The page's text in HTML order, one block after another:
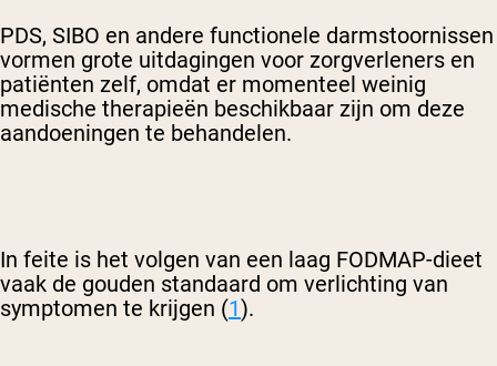
PDS, SIBO en andere functionele darmstoornissen
vormen grote uitdagingen voor zorgverleners en
patiënten zelf, omdat er momenteel weinig
medische therapieën beschikbaar zijn om deze
aandoeningen te behandelen.
In feite is het volgen van een laag FODMAP-dieet
vaak de gouden standaard om verlichting van
symptomen te krijgen (1).